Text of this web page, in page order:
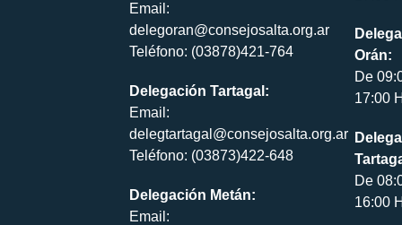
Email:
delegoran@consejosalta.org.ar
Teléfono: (03878)421-764
Delegación Tartagal:
Email:
delegtartagal@consejosalta.org.ar
Teléfono: (03873)422-648
Delegación Metán:
Email:
Orán:
De
17:00
De
16:00